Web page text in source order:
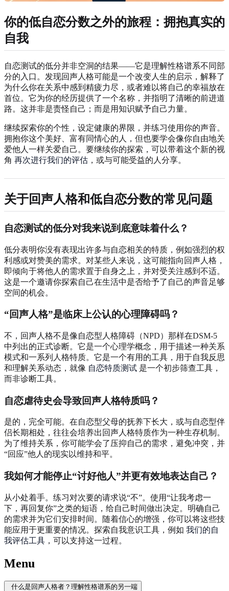
你的低自恋分数之外的旅程：拥抱真实的
自我
自恋测试的低分并非空洞的结果——它是理解性格谱系不同部
分的入口。发现回声人格可能是一个改变人生的启示，解释了
为什么你在关系中感到精疲力尽，或者难以将自己的幸福放在
首位。它为你的经历提供了一个名称，并指明了清晰的前进道
路。这并非是责怪自己；而是用知识赋予自己力量。
继续探索你的个性，设定健康的界限，并练习使用你的声音。
拥抱你这个美好、富有同情心的人，但也要学会像你自由地关
爱他人一样关爱自己。要继续你的探索，可以带着这个新的视
角 再次进行我们的评估 ，或与可能受益的人分享。
关于回声人格和低自恋分数的常见问题
自恋测试的低分对我来说到底意味着什么？
低分表明你没有表现出许多与自恋相关的特质，例如强烈的权
利感或对赞美的需求。对某些人来说，这可能指向回声人格，
即倾向于将他人的需求置于自身之上，并对受关注感到不适。
这是一个邀请你探索自己在生活中是否给予了自己的声音足够
空间的机会。
“回声人格”是临床上公认的心理障碍吗？
不，回声人格不是像自恋型人格障碍（NPD）那样在DSM-5
中列出的正式诊断。它是一个心理学概念，用于描述一种关系
模式和一系列人格特质。它是一个有用的工具，用于自我反思
和理解关系动态，就像 自恋特质测试 是一个初步筛查工具，
而非诊断工具。
自恋虐待史会导致回声人格特质吗？
是的，完全可能。在自恋型父母的抚养下长大，或与自恋型伴
侣长期相处，往往会培养出回声人格特质作为一种生存机制。
为了维持关系，你可能学会了压抑自己的需求，避免冲突，并
“回应”他人的现实以维持和平。
我如何才能停止“讨好他人”并更有效地表达自己？
从小处着手。练习对次要的请求说“不”。使用“让我考虑一
下，再回复你”之类的短语，给自己时间做出决定。明确自己
的需求并为它们安排时间。随着信心的增强，你可以将这些技
能应用于更重要的情况。探索自我意识工具，例如 我们的自
我评估工具 ，可以支持这一过程。
Menu
什么是回声人格者？理解性格谱系的另一端